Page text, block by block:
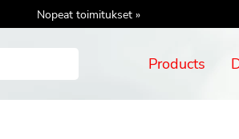
Nopeat toimitukset »
Products